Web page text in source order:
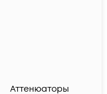
Аттенюаторы